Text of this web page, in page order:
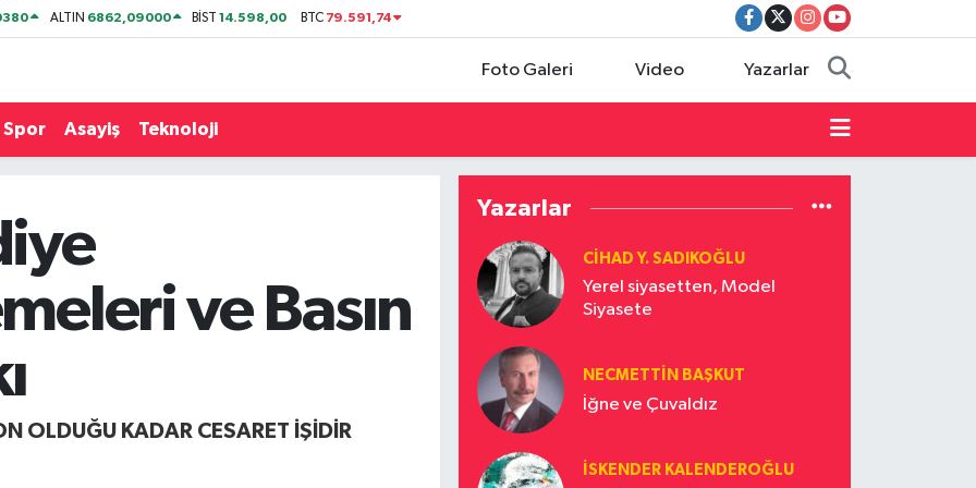
ALTIN 6862,09000 BİST14.598,00 BTC 79.591,74
Foto Galeri Video Yazarlar
Spor Asayiş Teknoloji
ve Basın
OLDUĞU KADAR CESARET IŞIDIR
Yazarlar
CIHAD Y. SADIKOĞLU
Yerel siyasetten, Model
Siyasete
NECMETTIN BAŞKUT
İğne ve Çuvaldız
İSKENDER KALENDEROĞLU